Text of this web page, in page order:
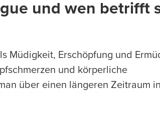
und wen betrifft
Müdigkeit, Erschöpfung und
und körperliche
über einen längeren Zeitraum